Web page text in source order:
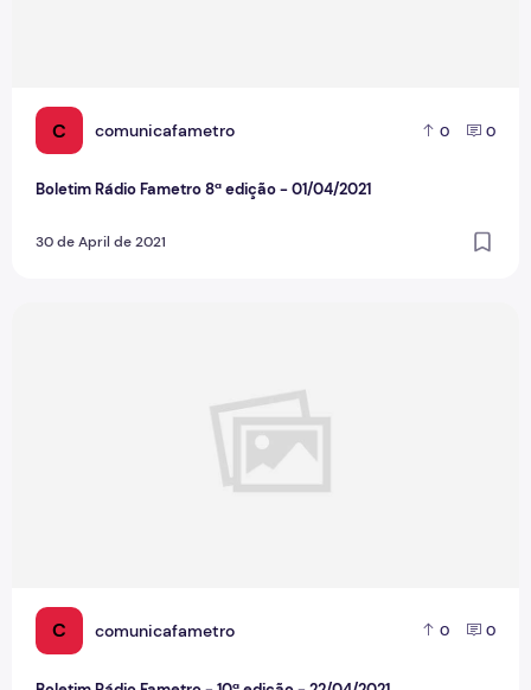
C comunicafametro 0 0
Boletim Rádio Fametro 8ª edição - 01/04/2021
30 de April de 2021
C comunicafametro 0 0